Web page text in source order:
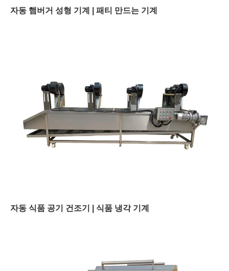
자동 햄버거 성형 기계 | 패티 만드는 기계
자동 식품 공기 건조기 | 식품 냉각 기계